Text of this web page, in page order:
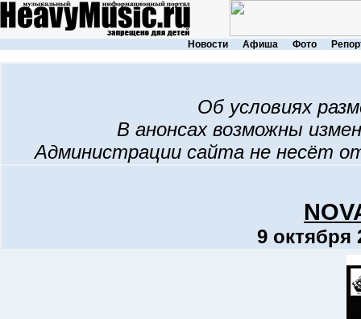
Новости Афиша Фото
Об условиях
В анонсах возможны
Администрации сайта не несёт
9 октября